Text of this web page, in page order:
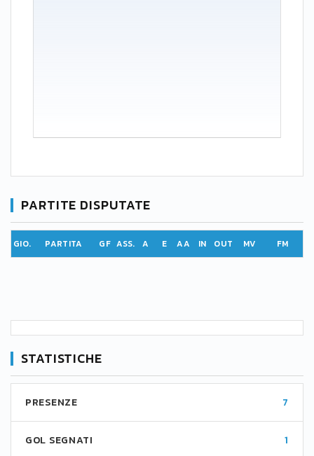
PARTITE DISPUTATE
GIO. PARTITA GF ASS. A E AA IN OUT MV FM
STATISTICHE
PRESENZE 7
GOL SEGNATI 1